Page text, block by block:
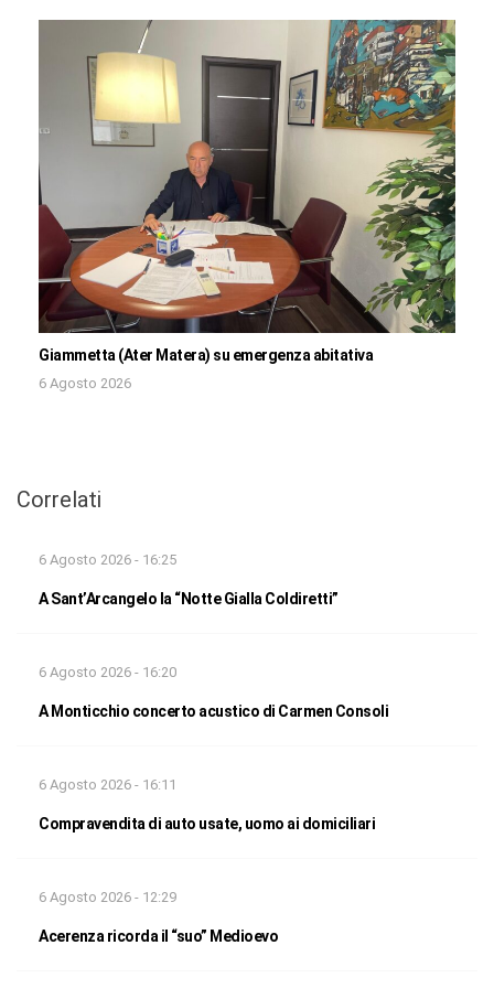
Giammetta (Ater Matera) su emergenza abitativa
6 Agosto 2026
Correlati
6 Agosto 2026 - 16:25
A Sant’Arcangelo la “Notte Gialla Coldiretti”
6 Agosto 2026 - 16:20
A Monticchio concerto acustico di Carmen Consoli
6 Agosto 2026 - 16:11
Compravendita di auto usate, uomo ai domiciliari
6 Agosto 2026 - 12:29
Acerenza ricorda il “suo” Medioevo